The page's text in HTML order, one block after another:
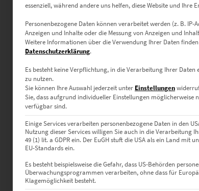
essenziell, während andere uns helfen, diese Website und Ihre
Personenbezogene Daten können verarbeitet werden (z. B. IP-
Anzeigen und Inhalte oder die Messung von Anzeigen und
Weitere Informationen über die Verwendung Ihrer Daten
Datenschutzerklärung.
Es besteht keine Verpflichtung, in die Verarbeitung Ihrer Daten
zu nutzen.
Sie können Ihre Auswahl jederzeit unter Einstellungen
Sie, dass aufgrund individueller Einstellungen möglicherweise
verfügbar sind.
Einige Services verarbeiten personenbezogene Daten in den
Nutzung dieser Services willigen Sie auch in die Verarbeitung
49 (1) lit. a GDPR ein. Der EuGH stuft die USA als ein Land mit
EU-Standards ein.
Es besteht beispielsweise die Gefahr, dass US-Behörden
Überwachungsprogrammen verarbeiten, ohne dass für
Klagemöglichkeit besteht.